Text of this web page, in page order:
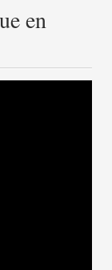
en